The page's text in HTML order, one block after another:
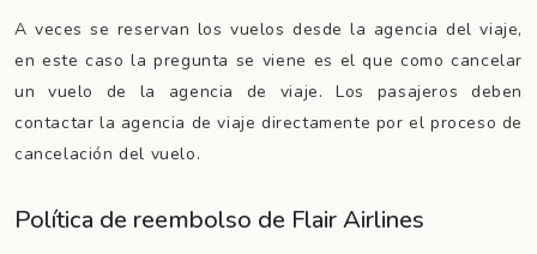
A veces se reservan los vuelos desde la agencia del viaje,
en este caso la pregunta se viene es el que como cancelar
un vuelo de la agencia de viaje. Los pasajeros deben
contactar la agencia de viaje directamente por el proceso de
cancelación del vuelo.
Política de reembolso de Flair Airlines